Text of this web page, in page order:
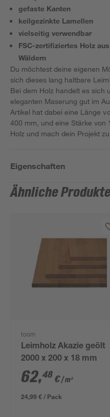
gefaste Kanten
keilgezinkte Lamellen
vielseitig verwendbar
FSC-zertifiziertes Holz
Wäldern
Du möchtest deine eigenen
sich dieses lang haltbare
Bei dem Holz handelt es sich
eleganten Maserung gut im
Artikel hat dabei eine Länge
400 mm, und eine Stärke von
Holz und mach dein Projekt
Eigenschaften
Ähnliche
toom
Leimholz Akazie geölt
2000 x 200 x 18 mm
62,48 €/ m²
24,99 € / Pack